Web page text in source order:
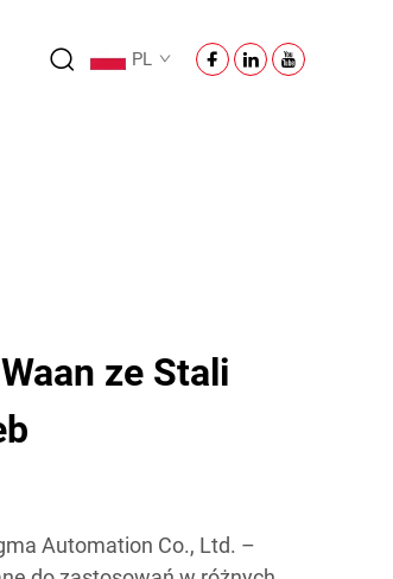
PL
ze Stali
Automation Co., Ltd. –